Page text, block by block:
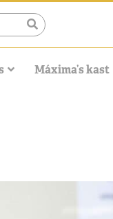
Máxima’s kast